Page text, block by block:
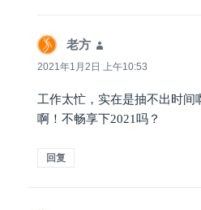
老方
道：
2021年1月2日 上午10:53
工作太忙，实在是抽不出时间
啊！不畅享下2021吗？
回复